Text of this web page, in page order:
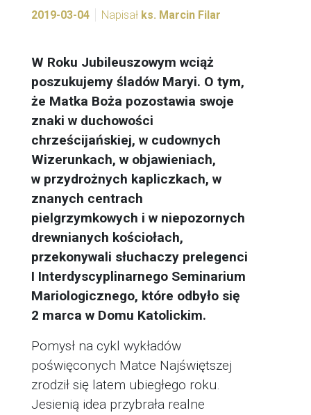
2019-03-04 Napisał ks. Marcin Filar
W Roku Jubileuszowym wciąż
poszukujemy śladów Maryi. O tym,
że Matka Boża pozostawia swoje
znaki w duchowości
chrześcijańskiej, w cudownych
Wizerunkach, w objawieniach,
w przydrożnych kapliczkach, w
znanych centrach
pielgrzymkowych i w niepozornych
drewnianych kościołach,
przekonywali słuchaczy prelegenci
I Interdyscyplinarnego Seminarium
Mariologicznego, które odbyło się
2 marca w Domu Katolickim.
Pomysł na cykl wykładów
poświęconych Matce Najświętszej
zrodził się latem ubiegłego roku.
Jesienią idea przybrała realne